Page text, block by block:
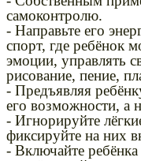
самоконтролю.
- Направьте его
спорт, где ребёнок
эмоции, управлять
рисование, пение,
- Предъявляя
его возможности, а
- Игнорируйте
фиксируйте на них
- Включайте